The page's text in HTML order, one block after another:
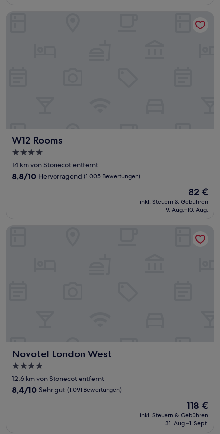
W12 Rooms
W12 Rooms
4.0-
Sterne-
Unterkunft
14 km von Stonecot entfernt
8.8
8,8/10 Hervorragend (1.005 Bewertungen)
Der
Preis
beträgt
82 €
inkl. Steuern & Gebühren
9. Aug.–10. Aug.
Novotel London West
Novotel London West
4.0-
Sterne-
Unterkunft
12,6 km von Stonecot entfernt
8.4
8,4/10 Sehr gut (1.091 Bewertungen)
Der
Preis
beträgt
118 €
inkl. Steuern & Gebühren
31. Aug.–1. Sept.
Novotel London West